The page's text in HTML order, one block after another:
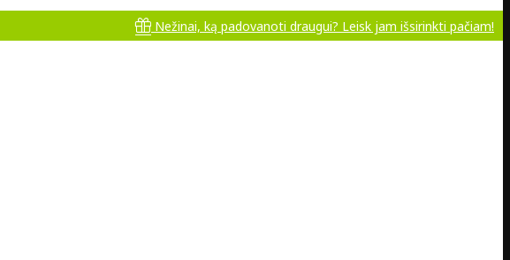
Nežinai, ką padovanoti draugui? Leisk jam išsirinkti pačiam!